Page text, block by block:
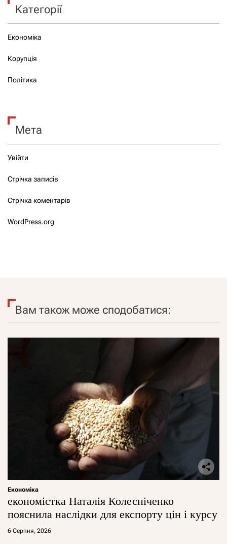
Категорії
Економіка
Корупція
Політика
Мета
Увійти
Стрічка записів
Стрічка коментарів
WordPress.org
Вам також може сподобатися:
Економіка
економістка Наталія Колесніченко
пояснила наслідки для експорту цін і курсу
6 Серпня, 2026